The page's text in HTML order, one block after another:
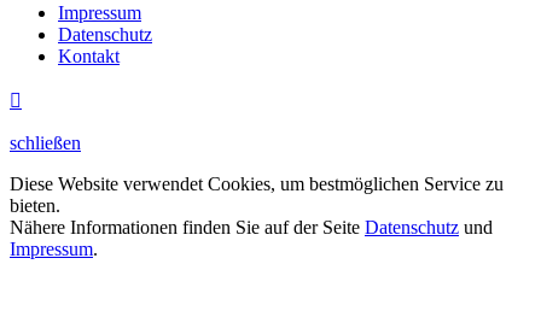
Impressum
Datenschutz
Kontakt

schließen
Diese Website verwendet Cookies, um bestmöglichen Service zu
bieten.
Nähere Informationen finden Sie auf der Seite Datenschutz und
Impressum.